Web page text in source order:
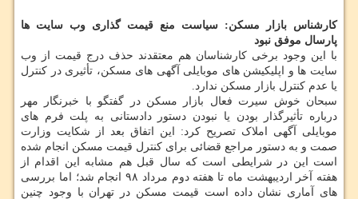
کارشناس بازار مسکن: سیاست منع قیمت گذاری وب سایت ها
پارسال موفق نبود
با این وجود برخی کارشناسان هم معتقدند حذف درج قیمت از وب
سایت ها و اپلیکیشن های موبایلی آگهی های مسکن، تأثیری در کنترل
یا عدم کنترل بازار مسکن ندارد.
سبحان خوش سیرت فعال بازار مسکن در گفتگو با خبرنگار مهر
درباره تأثیرگذار بودن یا نبودن دستور دادستانی به پلت فرم های
موبایلی آگهی املاک تصریح کرد: این اتفاق بعد از شکایت وزارت
صمت و به دستور مراجع قضائی برای کنترل قیمت مسکن انجام شده
است این در شرایطی است که سال قبل هم مشابه این اقدام از
هفته آخر اردیبهشت ماه تا هفته دوم مرداد ۹۸ انجام شد؛ اما بررسی
های آماری نشان داده است قیمت مسکن در تهران با وجود چنین